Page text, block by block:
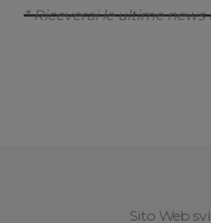
* Riceverai le ultime news
Sito Web